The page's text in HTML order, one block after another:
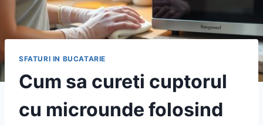
SFATURI IN BUCATARIE
Cum sa cureti cuptorul
cu microunde folosind